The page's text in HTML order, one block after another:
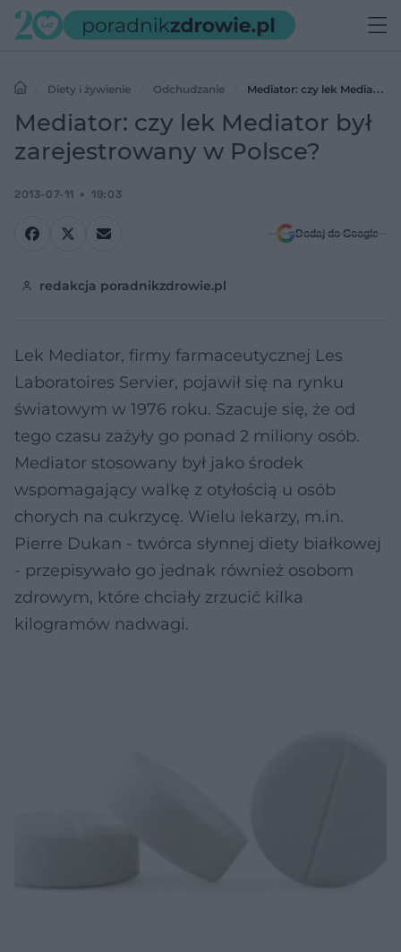
Diety i żywienie Odchudzanie
Mediator: czy lek Mediator
był zarejestrowany w Polsce?
Mediator: czy lek Mediator był
zarejestrowany w Polsce?
2013-07-11 19:03
Dodaj do Google
redakcja poradnikzdrowie.pl
Lek Mediator, firmy farmaceutycznej Les
Laboratoires Servier, pojawił się na rynku
światowym w 1976 roku. Szacuje się, że od
tego czasu zażyły go ponad 2 miliony osób.
Mediator stosowany był jako środek
wspomagający walkę z otyłością u osób
chorych na cukrzycę. Wielu lekarzy, m.in.
Pierre Dukan - twórca słynnej diety białkowej
- przepisywało go jednak również osobom
zdrowym, które chciały zrzucić kilka
kilogramów nadwagi.